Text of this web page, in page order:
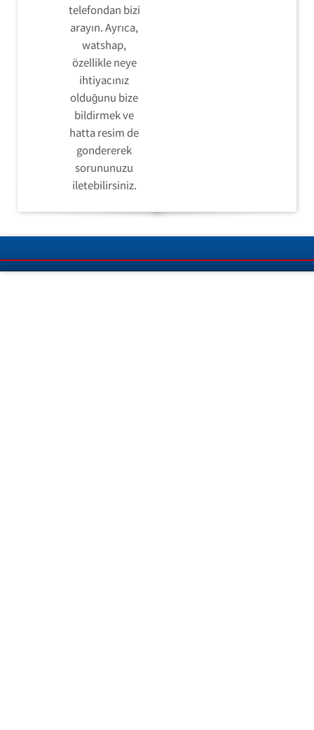
telefondan bizi
arayın. Ayrıca,
watshap,
özellikle neye
ihtiyacınız
olduğunu bize
bildirmek ve
hatta resim de
gondererek
sorununuzu
iletebilirsiniz.